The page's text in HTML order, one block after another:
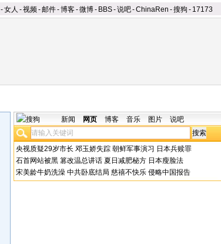
-女人 -视频-邮件-博客-微博- BBS-说吧-ChinaRen -搜狗 - 17173
新闻 网页 博客 音乐 图片 说吧
央视质疑29岁市长 邓玉娇失踪 朝鲜军事演习 日本兵赎罪
石首网站被黑 篡改温总讲话 夏日减肥秘方 日本瘦脸法
宋美龄牛奶洗澡 中共卧底结局 慈禧不快乐 侵略中国报告